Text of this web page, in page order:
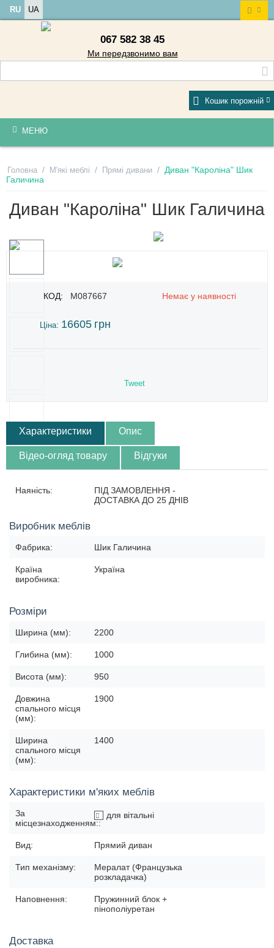
RU UA
067 582 38 45
Ми передзвонимо вам
Кошик порожній
МЕНЮ
Головна / М'які меблі / Прямі дивани / Диван "Кароліна" Шик
Галичина
Диван "Кароліна" Шик Галичина
КОД: M087667 Немає у наявності
Ціна: 16605 грн
Tweet
Характеристики Опис
Відео-огляд товару Відгуки
Наяність:
ПІД ЗАМОВЛЕННЯ -
ДОСТАВКА ДО 25 ДНІВ
Виробник меблів
Фабрика: Шик Галичина
Країна
виробника:
Україна
Розміри
Ширина (мм): 2200
Глибина (мм): 1000
Висота (мм): 950
Довжина
спального місця
(мм):
1900
Ширина
спального місця
(мм):
1400
Характеристики м'яких меблів
За
місцезнаходженням::
для вітальні
Вид: Прямий диван
Тип механізму:
Мералат (Французька
розкладачка)
Наповнення:
Пружинний блок +
пінополіуретан
Доставка